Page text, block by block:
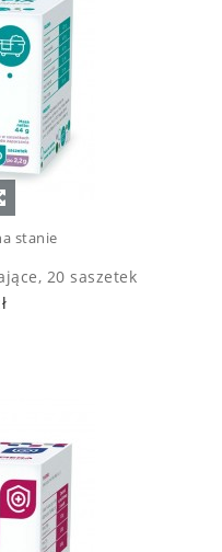
stanie
20 saszetek